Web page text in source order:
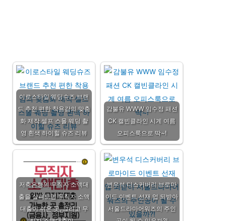
이로스타일 웨딩슈즈 브랜
드 추천 편한 착용감의 맞춤
화 제작 셀프 스몰 웨딩 촬
영 흰색 하이힐 슈즈 리뷰
감불유 WWW 임수정 패션
CK 캘빈클라인 시계 여름
오피스룩으로 딱~!
저축은행의 무직자 소액대
출을 살펴보면 무직자 소액
대출이 쉬운 곳, 그리고 무
변우석 디스커버리 브로마
이드 이벤트 선재 업 되받아
서울드라마어워즈의 주인